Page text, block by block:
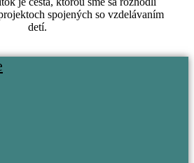
spojených so vzdelávaním
detí.